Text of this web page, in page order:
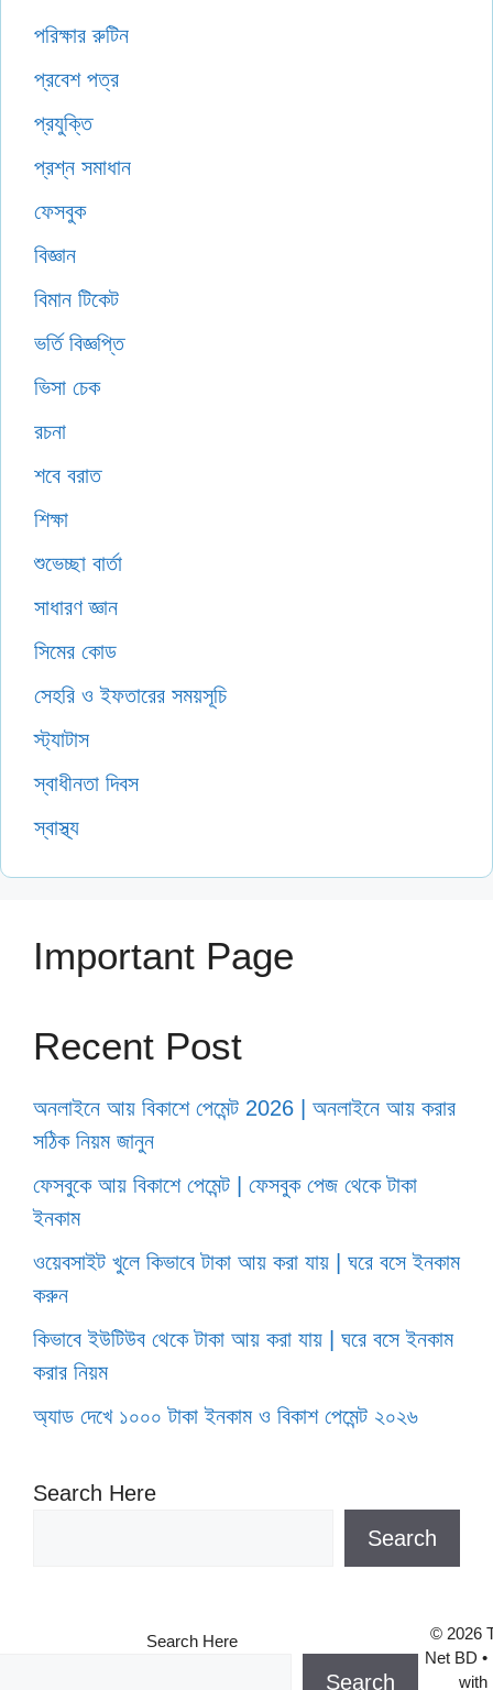
পরিক্ষার রুটিন
প্রবেশ পত্র
প্রযুক্তি
প্রশ্ন সমাধান
ফেসবুক
বিজ্ঞান
বিমান টিকেট
ভর্তি বিজ্ঞপ্তি
ভিসা চেক
রচনা
শবে বরাত
শিক্ষা
শুভেচ্ছা বার্তা
সাধারণ জ্ঞান
সিমের কোড
সেহরি ও ইফতারের সময়সূচি
স্ট্যাটাস
স্বাধীনতা দিবস
স্বাস্থ্য
Important Page
Recent Post
অনলাইনে আয় বিকাশে পেমেন্ট 2026 | অনলাইনে আয় করার
সঠিক নিয়ম জানুন
ফেসবুকে আয় বিকাশে পেমেন্ট | ফেসবুক পেজ থেকে টাকা
ইনকাম
ওয়েবসাইট খুলে কিভাবে টাকা আয় করা যায় | ঘরে বসে ইনকাম
করুন
কিভাবে ইউটিউব থেকে টাকা আয় করা যায় | ঘরে বসে ইনকাম
করার নিয়ম
অ্যাড দেখে ১০০০ টাকা ইনকাম ও বিকাশ পেমেন্ট ২০২৬
Search Here
Search
Search Here
Search
© 2026
Net BD •
with